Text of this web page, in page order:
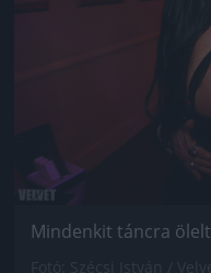
Mindenkit táncra ölelt